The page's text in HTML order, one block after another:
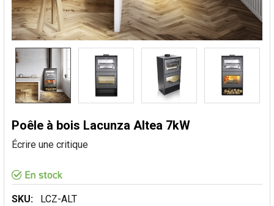
Poêle à bois Lacunza Altea 7kW
Écrire une critique
SKU: LCZ-ALT